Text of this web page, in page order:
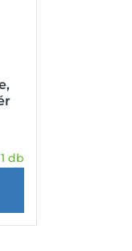
db